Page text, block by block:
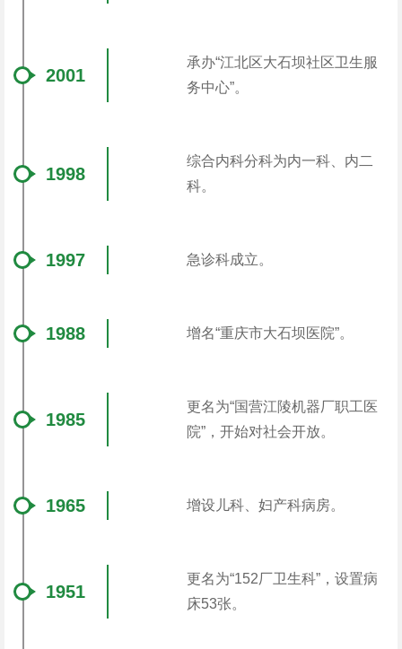
2001
承办“江北区大石坝社区卫生服
务中心”。
1998
综合内科分科为内一科、内二
科。
1997 急诊科成立。
1988 增名“重庆市大石坝医院”。
1985
更名为“国营江陵机器厂职工医
院”，开始对社会开放。
1965 增设儿科、妇产科病房。
1951
更名为“152厂卫生科”，设置病
床53张。